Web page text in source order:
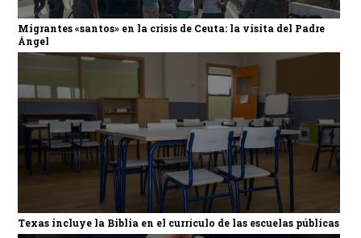
Migrantes «santos» en la crisis de Ceuta: la visita del Padre
Ángel
Texas incluye la Biblia en el currículo de las escuelas públicas